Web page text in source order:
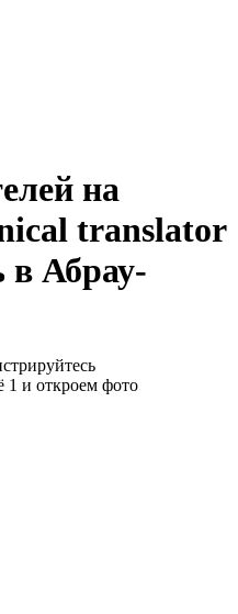
на
translator
в Абрау-
1 и откроем фото